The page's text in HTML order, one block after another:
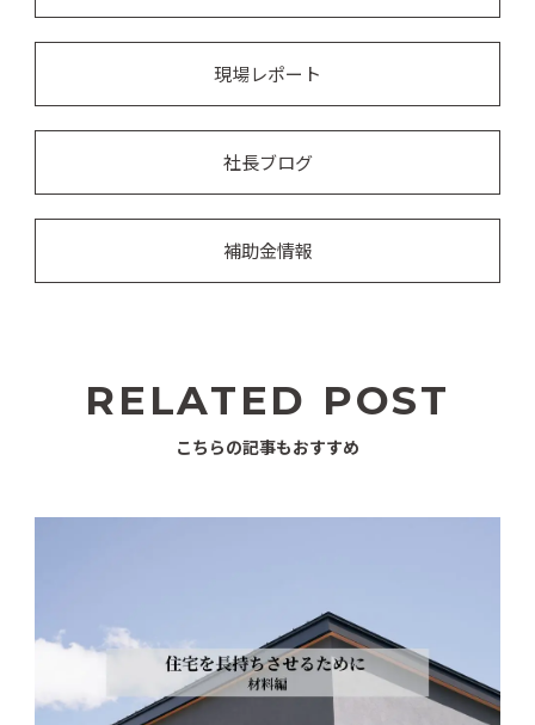
現場レポート
社長ブログ
補助金情報
RELATED POST
こちらの記事もおすすめ